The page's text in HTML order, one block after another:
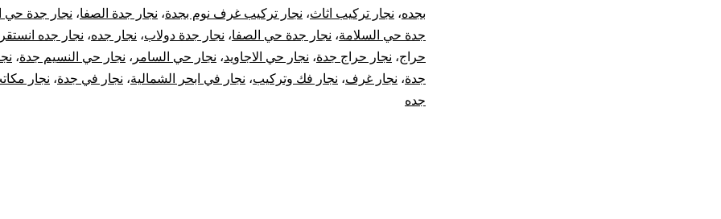
بجده، نجار تركيب اثاث، نجار تركيب غرف نوم بجدة، نجار جدة الصفا، نجار جدة حي
جدة حي السلامة، نجار جدة حي الصفا، نجار جدة دولاب، نجار جده، نجار جده
حراج، نجار حراج جدة، نجار حي الاجاويد، نجار حي السامر ، نجار حي النسيم جدة،
جدة، نجار غرف، نجار فك وتركيب، نجار في ابحر الشمالية، نجار في جدة، نجار
جده